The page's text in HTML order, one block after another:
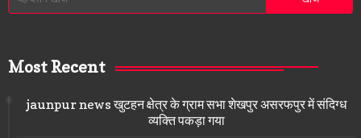
Most Recent
jaunpur news खुटहन क्षेत्र के ग्राम सभा शेखपुर असरफपुर में संदिग्ध
व्यक्ति पकड़ा गया